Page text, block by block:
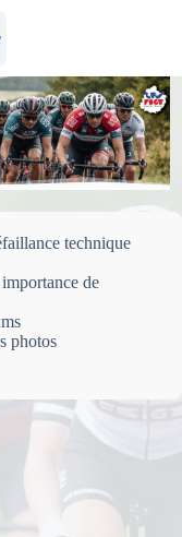
technique
de
photos